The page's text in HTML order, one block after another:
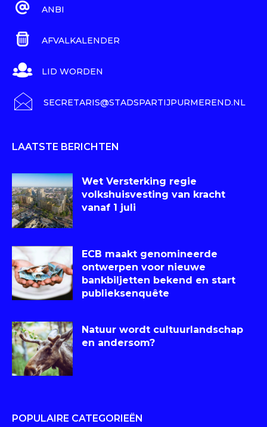
ANBI
AFVALKALENDER
LID WORDEN
SECRETARIS@STADSPARTIJPURMEREND.NL
LAATSTE BERICHTEN
Wet Versterking regie
volkshuisvesting van kracht
vanaf 1 juli
ECB maakt genomineerde
ontwerpen voor nieuwe
bankbiljetten bekend en start
publieksenquête
Natuur wordt cultuurlandschap
en andersom?
POPULAIRE CATEGORIEËN